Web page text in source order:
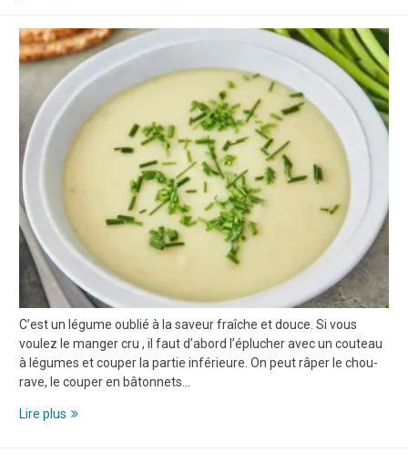
de
fête !!!
C’est un légume oublié à la saveur fraîche et douce. Si vous
voulez le manger cru , il faut d’abord l’éplucher avec un couteau
à légumes et couper la partie inférieure. On peut râper le chou-
rave, le couper en bâtonnets…
Lire plus VELOUTE